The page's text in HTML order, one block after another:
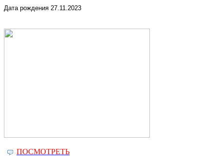
Дата рождения 27.11.2023
ПОСМОТРЕТЬ